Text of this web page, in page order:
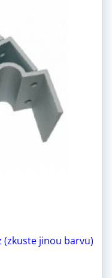
(zkuste jinou barvu)